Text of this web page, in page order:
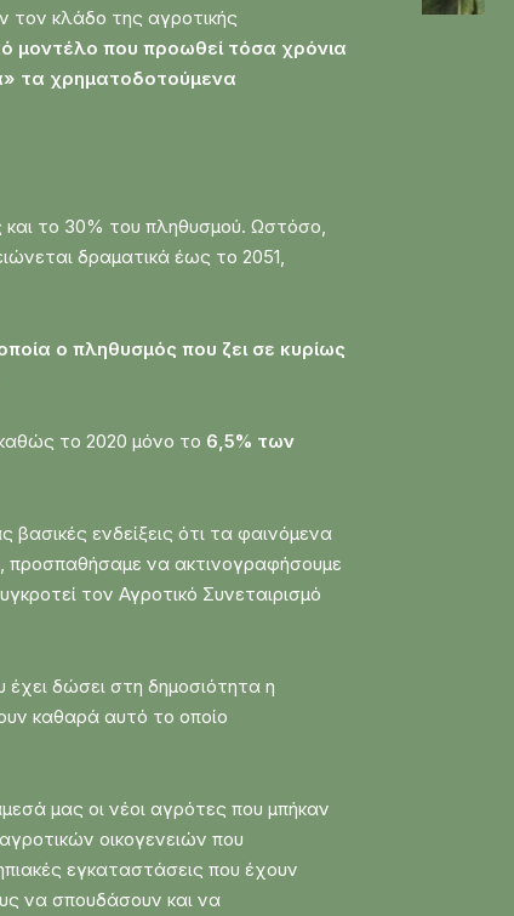
τον κλάδο της αγροτικής
μοντέλο που προωθεί τόσα χρόνια
τα χρηματοδοτούμενα
και το 30% του πληθυσμού. Ωστόσο,
δραματικά έως το 2051,
ο πληθυσμός που ζει σε κυρίως
το 2020 μόνο το 6,5% των
ενδείξεις ότι τα φαινόμενα
προσπαθήσαμε να ακτινογραφήσουμε
τον Αγροτικό Συνεταιρισμό
δώσει στη δημοσιότητα η
καθαρά αυτό το οποίο
μας οι νέοι αγρότες που μπήκαν
οικογενειών που
εγκαταστάσεις που έχουν
να σπουδάσουν και να